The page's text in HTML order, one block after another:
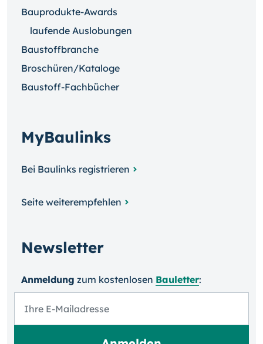
Bauprodukte-Awards
laufende Auslobungen
Baustoffbranche
Broschüren/Kataloge
Baustoff-Fachbücher
MyBaulinks
Bei Baulinks registrieren
Seite weiterempfehlen
Newsletter
Anmeldung zum kosten­losen Bauletter: